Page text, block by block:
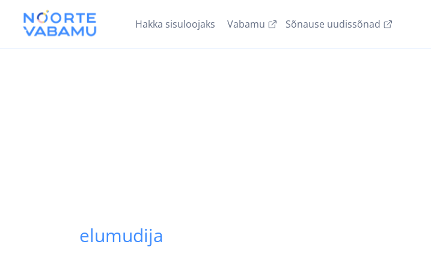
Hakka sisuloojaks Vabamu Sõnause uudissõnad
elumudija